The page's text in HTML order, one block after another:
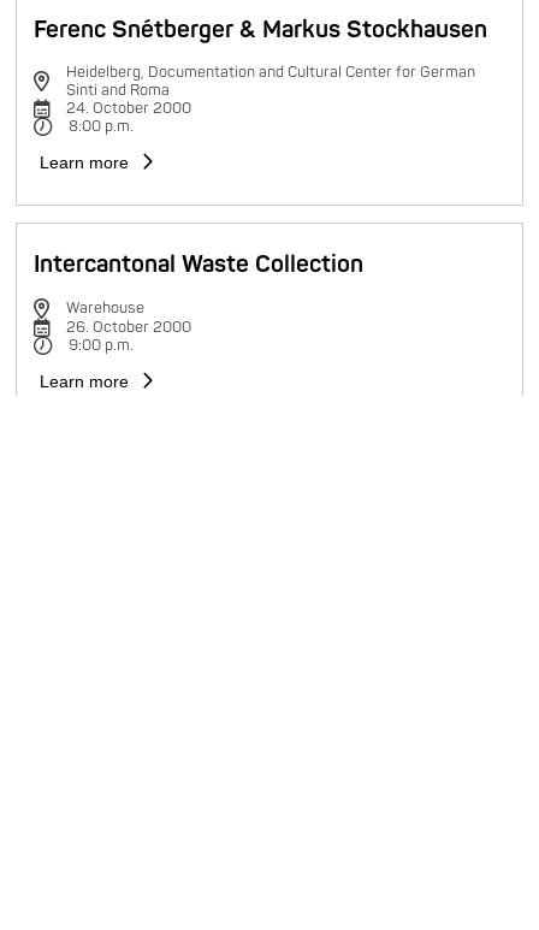
Ferenc Snétberger & Markus Stockhausen
Heidelberg, Documentation and Cultural Center for German
Sinti and Roma
24. October 2000
8:00 p.m.
Learn more
Intercantonal Waste Collection
Warehouse
26. October 2000
9:00 p.m.
Learn more